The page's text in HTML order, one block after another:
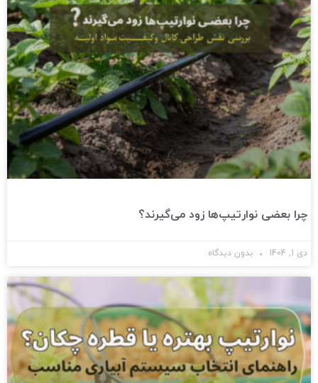
چرا بعضی نوارتیپ‌ها زود می‌گیرند؟
دی 1, 1404 بدون دیدگاه